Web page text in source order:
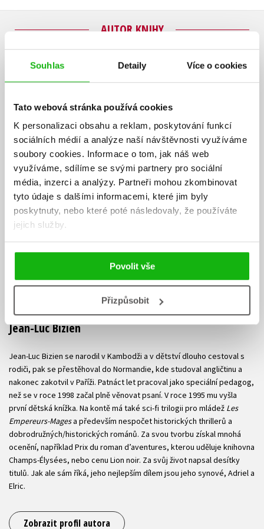
Souhlas Detaily Více o cookies
Tato webová stránka používá cookies
K personalizaci obsahu a reklam, poskytování funkcí
sociálních médií a analýze naší návštěvnosti využíváme
soubory cookies. Informace o tom, jak náš web
využíváme, sdílíme se svými partnery pro sociální
média, inzerci a analýzy. Partneři mohou zkombinovat
tyto údaje s dalšími informacemi, které jim byly
poskytnuty, nebo které poté následovaly, že používáte
jejich služby.
Povolit vše
Přizpůsobit
AUTOR KNIHY
Jean-Luc Bizien
Jean-Luc Bizien se narodil v Kambodži a v dětství dlouho cestoval s
rodiči, pak se přestěhoval do Normandie, kde studoval angličtinu a
nakonec zakotvil v Paříži. Patnáct let pracoval jako speciální pedagog,
než se v roce 1998 začal plně věnovat psaní. V roce 1995 mu vyšla
první dětská knížka. Na kontě má také sci-fi trilogii pro mládež Les
Empereurs-Magesa především nespočet historických thrillerů a
dobrodružných/historických románů. Za svou tvorbu získal mnohá
ocenění, například Prix du roman d’aventures, kterou uděluje knihovna
Champs-Élysées, nebo cenu Lion noir. Za svůj život napsal desítky
titulů. Jak ale sám říká, jeho nejlepším dílem jsou jeho synové, Adriel a
Elric.
Zobrazit profil autora